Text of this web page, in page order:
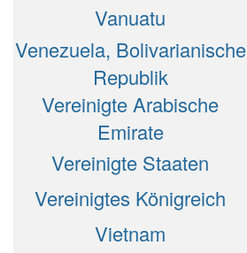
Vanuatu
Venezuela, Bolivarianische
Republik
Vereinigte Arabische
Emirate
Vereinigte Staaten
Vereinigtes Königreich
Vietnam